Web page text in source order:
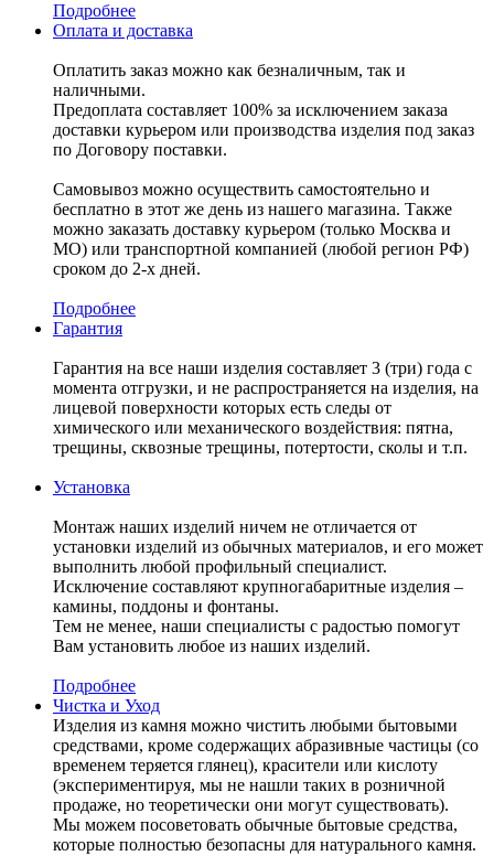
Подробнее
Оплата и доставка
Оплатить заказ можно как безналичным, так и
наличными.
Предоплата составляет 100% за исключением заказа
доставки курьером или производства изделия под заказ
по Договору поставки.
Самовывоз можно осуществить самостоятельно и
бесплатно в этот же день из нашего магазина. Также
можно заказать доставку курьером (только Москва и
МО) или транспортной компанией (любой регион РФ)
сроком до 2-х дней.
Подробнее
Гарантия
Гарантия на все наши изделия составляет 3 (три) года с
момента отгрузки, и не распространяется на изделия, на
лицевой поверхности которых есть следы от
химического или механического воздействия: пятна,
трещины, сквозные трещины, потертости, сколы и т.п.
Установка
Монтаж наших изделий ничем не отличается от
установки изделий из обычных материалов, и его может
выполнить любой профильный специалист.
Исключение составляют крупногабаритные изделия –
камины, поддоны и фонтаны.
Тем не менее, наши специалисты с радостью помогут
Вам установить любое из наших изделий.
Подробнее
Чистка и Уход
Изделия из камня можно чистить любыми бытовыми
средствами, кроме содержащих абразивные частицы (со
временем теряется глянец), красители или кислоту
(экспериментируя, мы не нашли таких в розничной
продаже, но теоретически они могут существовать).
Мы можем посоветовать обычные бытовые средства,
которые полностью безопасны для натурального камня.